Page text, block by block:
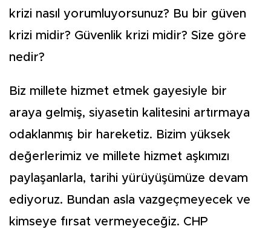
krizi nasıl yorumluyorsunuz? Bu bir güven
krizi midir? Güvenlik krizi midir? Size göre
nedir?
Biz millete hizmet etmek gayesiyle bir
araya gelmiş, siyasetin kalitesini artırmaya
odaklanmış bir hareketiz. Bizim yüksek
değerlerimiz ve millete hizmet aşkımızı
paylaşanlarla, tarihi yürüyüşümüze devam
ediyoruz. Bundan asla vazgeçmeyecek ve
kimseye fırsat vermeyeceğiz. CHP